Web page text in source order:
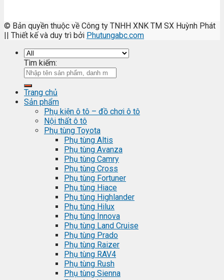
© Bản quyền thuộc về Công ty TNHH XNK TM SX Huỳnh Phát
|| Thiết kế và duy trì bởi Phutungabc.com
Tìm kiếm:
Trang chủ
Sản phẩm
Phụ kiện ô tô – đồ chơi ô tô
Nội thất ô tô
Phụ tùng Toyota
Phụ tùng Altis
Phụ tùng Avanza
Phụ tùng Camry
Phụ tùng Cross
Phụ tùng Fortuner
Phụ tùng Hiace
Phụ tùng Highlander
Phụ tùng Hilux
Phụ tùng Innova
Phụ tùng Land Cruise
Phụ tùng Prado
Phụ tùng Raizer
Phụ tùng RAV4
Phụ tùng Rush
Phụ tùng Sienna